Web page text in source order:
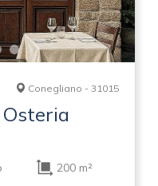
Conegliano - 31015
200 m²